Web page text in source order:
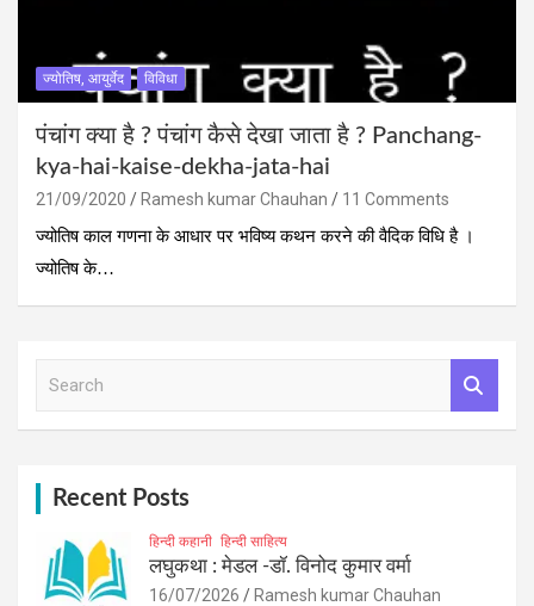
ज्योतिष, आयुर्वेद विविधा
पंचांग क्‍या है ? पंचांग कैसे देखा जाता है ? Panchang-
kya-hai-kaise-dekha-jata-hai
21/09/2020 Ramesh kumar Chauhan
11 Comments
ज्योतिष काल गणना के आधार पर भविष्य कथन करने की वैदिक विधि है ।
ज्योतिष के…
Recent Posts
हिन्दी कहानी हिन्दी साहित्य
लघुकथा : मेडल -डॉ. विनोद कुमार वर्मा
16/07/2026 Ramesh kumar Chauhan